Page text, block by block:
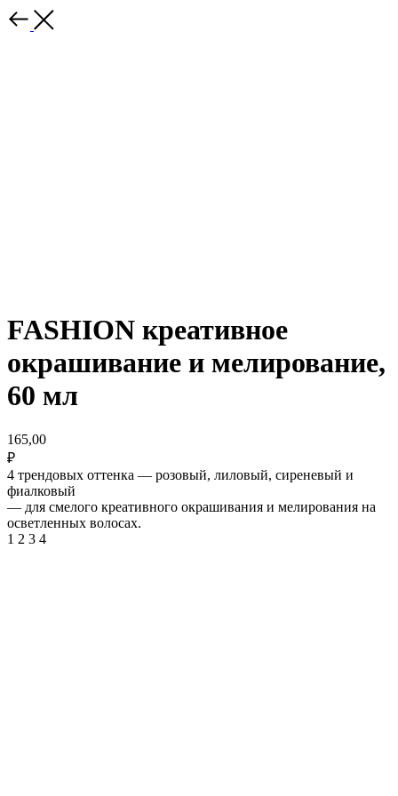
FASHION креативное
окрашивание и мелирование,
60 мл
165,00
₽
4 трендовых оттенка — розовый, лиловый, сиреневый и
фиалковый
— для смелого креативного окрашивания и мелирования на
осветленных волосах.
1 2 3 4